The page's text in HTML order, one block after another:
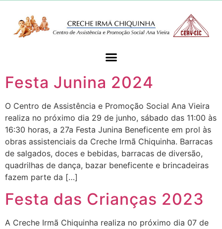
Festa Junina 2024
O Centro de Assistência e Promoção Social Ana Vieira
realiza no próximo dia 29 de junho, sábado das 11:00 às
16:30 horas, a 27a Festa Junina Beneficente em prol às
obras assistenciais da Creche Irmã Chiquinha. Barracas
de salgados, doces e bebidas, barracas de diversão,
quadrilhas de dança, bazar beneficente e brincadeiras
fazem parte da […]
Festa das Crianças 2023
A Creche Irmã Chiquinha realiza no próximo dia 07 de